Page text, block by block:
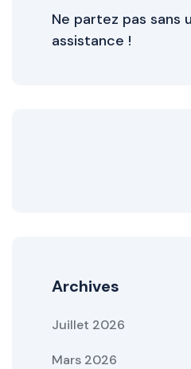
Ne partez pas sans
assistance !
Archives
Juillet 2026
Mars 2026